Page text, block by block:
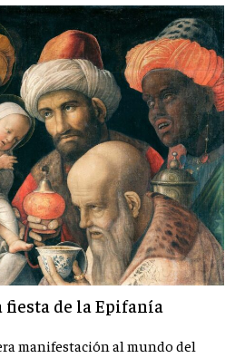
fiesta de la Epifanía
manifestación al mundo del